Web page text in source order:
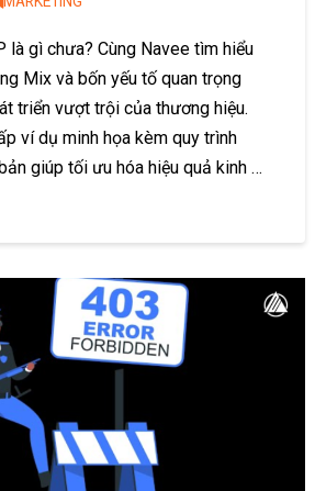
là gì chưa? Cùng Navee tìm hiểu
Mix và bốn yếu tố quan trọng
triển vượt trội của thương hiệu.
ví dụ minh họa kèm quy trình
giúp tối ưu hóa hiệu quả kinh …